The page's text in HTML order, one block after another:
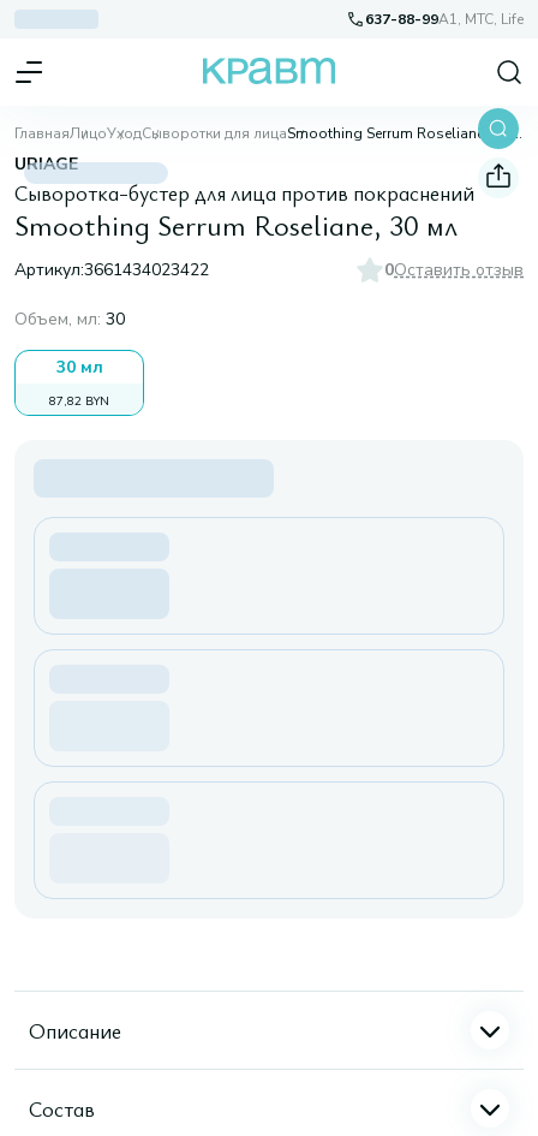
637-88-99A1, МТС, Life
ГлавнаяЛицоУходСыворотки для лица Smoothing Serrum Roseliane, 30 мл
URIAGE
Сыворотка-бустер для лица против покраснений
Smoothing Serrum Roseliane, 30 мл
Артикул:3661434023422 0Оставить отзыв
Объем, мл: 30
30 мл
87,82 BYN
Описание
Состав